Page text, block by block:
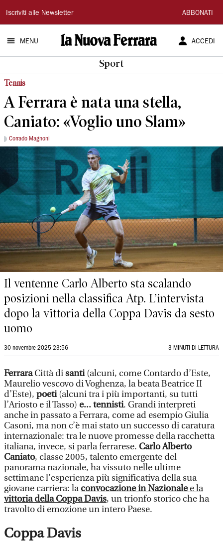
La
Nuova
Ferrara
Iscriviti alle Newsletter ABBONATI
MENU ACCEDI
Sport
Tennis
A Ferrara è nata una stella,
Caniato: «Voglio uno Slam»
Corrado Magnoni
Il ventenne Carlo Alberto sta scalando
posizioni nella classifica Atp. L’intervista
dopo la vittoria della Coppa Davis da sesto
uomo
30 novembre 2025 23:56 3 MINUTI DI LETTURA
FerraraCittà disanti(alcuni, come Contardo d’Este,
Maurelio vescovo di Voghenza, la beata Beatrice II
d’Este), poeti(alcuni tra i più importanti, su tutti
l’Ariosto e il Tasso) e... tennisti. Grandi interpreti
anche in passato a Ferrara, come ad esempio Giulia
Casoni, ma non c’è mai stato un successo di caratura
internazionale: tra le nuove promesse della racchetta
italiana, invece, si parla ferrarese. Carlo Alberto
Caniato, classe 2005, talento emergente del
panorama nazionale, ha vissuto nelle ultime
settimane l’esperienza più significativa della sua
giovane carriera: laconvocazione in Nazionalee la
vittoria della Coppa Davis, un trionfo storico che ha
travolto di emozione un intero Paese.
Coppa Davis